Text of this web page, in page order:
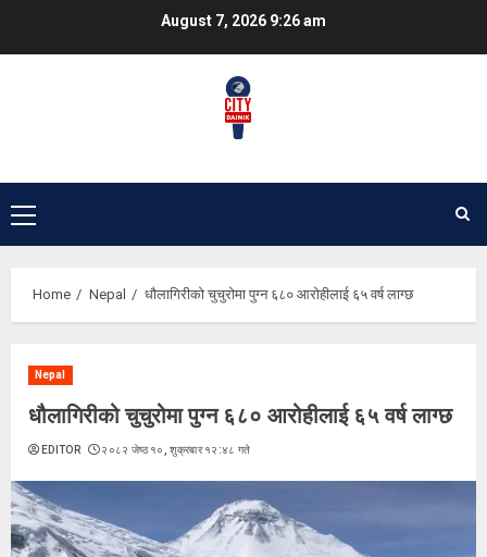
August 7, 2026 9:26 am
Primary
Menu
Home Nepal धौलागिरीको चुचुरोमा पुग्न ६८० आरोहीलाई ६५ वर्ष लाग्छ
Nepal
धौलागिरीको चुचुरोमा पुग्न ६८० आरोहीलाई ६५ वर्ष लाग्छ
EDITOR २०८२ जेष्ठ १०, शुक्रबार १२:४८ गते